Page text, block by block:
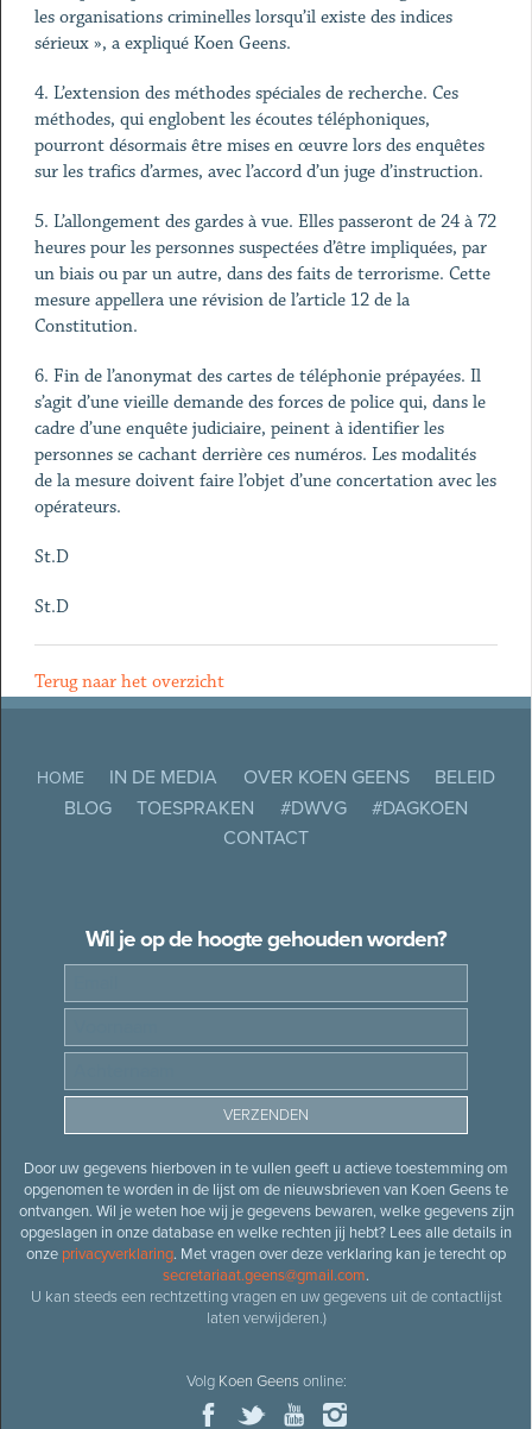
les organisations criminelles lorsqu’il existe des indices
sérieux », a expliqué Koen Geens.
4. L’extension des méthodes spéciales de recherche. Ces
méthodes, qui englobent les écoutes téléphoniques,
pourront désormais être mises en œuvre lors des enquêtes
sur les trafics d’armes, avec l’accord d’un juge d’instruction.
5. L’allongement des gardes à vue. Elles passeront de 24 à 72
heures pour les personnes suspectées d’être impliquées, par
un biais ou par un autre, dans des faits de terrorisme. Cette
mesure appellera une révision de l’article 12 de la
Constitution.
6. Fin de l’anonymat des cartes de téléphonie prépayées. Il
s’agit d’une vieille demande des forces de police qui, dans le
cadre d’une enquête judiciaire, peinent à identifier les
personnes se cachant derrière ces numéros. Les modalités
de la mesure doivent faire l’objet d’une concertation avec les
opérateurs.
St.D
St.D
Terug naar het overzicht
HOME IN DE MEDIA OVER KOEN GEENS
BELEID
BLOG
TOESPRAKEN #DWVG
#DAGKOEN
CONTACT
Wil je op de hoogte gehouden worden?
Door uw gegevens hierboven in te vullen geeft u actieve toestemming om
opgenomen te worden in de lijst om de nieuwsbrieven van Koen Geens te
ontvangen. Wil je weten hoe wij je gegevens bewaren, welke gegevens zijn
opgeslagen in onze database en welke rechten jij hebt? Lees alle details in
onze privacyverklaring. Met vragen over deze verklaring kan je terecht op
secretariaat.geens@gmail.com.
U kan steeds een rechtzetting vragen en uw gegevens uit de contactlijst
laten verwijderen.)
Volg Koen Geensonline: